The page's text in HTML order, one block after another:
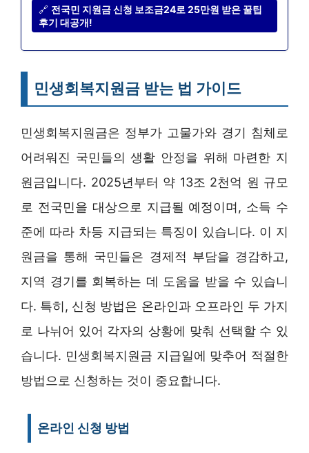
🔗 전국민 지원금 신청 보조금24로 25만원 받은 꿀팁
후기 대공개!
민생회복지원금 받는 법 가이드
민생회복지원금은 정부가 고물가와 경기 침체로
어려워진 국민들의 생활 안정을 위해 마련한 지
원금입니다. 2025년부터 약 13조 2천억 원 규모
로 전국민을 대상으로 지급될 예정이며, 소득 수
준에 따라 차등 지급되는 특징이 있습니다. 이 지
원금을 통해 국민들은 경제적 부담을 경감하고,
지역 경기를 회복하는 데 도움을 받을 수 있습니
다. 특히, 신청 방법은 온라인과 오프라인 두 가지
로 나뉘어 있어 각자의 상황에 맞춰 선택할 수 있
습니다. 민생회복지원금 지급일에 맞추어 적절한
방법으로 신청하는 것이 중요합니다.
온라인 신청 방법